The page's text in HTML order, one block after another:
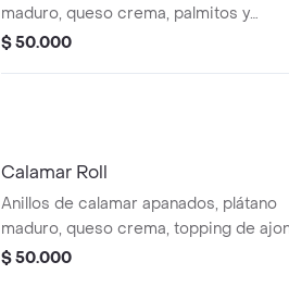
maduro, queso crema, palmitos y
camarones apanados, finalizado con
$ 50.000
Calamar Roll
Anillos de calamar apanados, plátano
maduro, queso crema, topping de
finalizado teriyaki y cebollín.
$ 50.000